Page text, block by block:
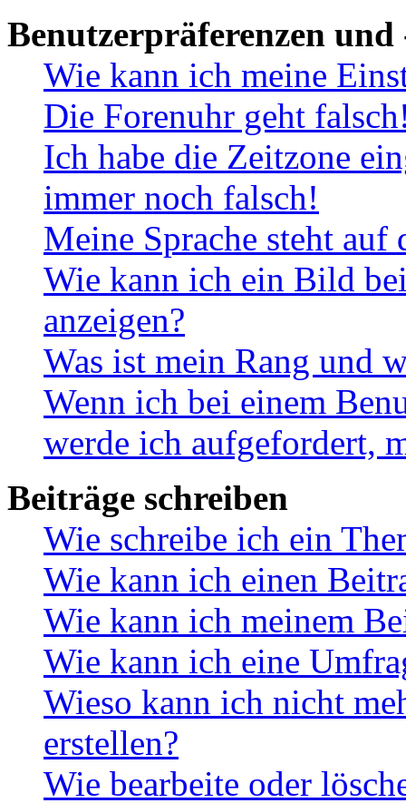
Benutzerpräferenzen und
Wie kann ich meine
Die Forenuhr geht
Ich habe die Zeitzone
immer noch falsch!
Meine Sprache steht
Wie kann ich ein Bild
anzeigen?
Was ist mein Rang und
Wenn ich bei einem
werde ich aufgefordert,
Beiträge schreiben
Wie schreibe ich ein
Wie kann ich einen
Wie kann ich meinem
Wie kann ich eine
Wieso kann ich nicht
erstellen?
Wie bearbeite oder